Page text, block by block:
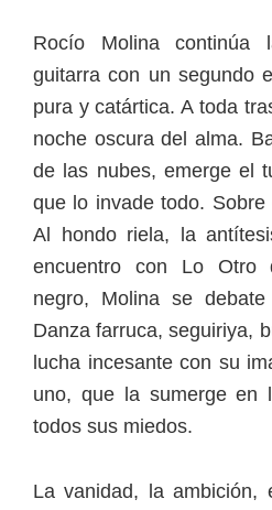
Rocío Molina continúa
guitarra con un segundo
pura y catártica. A toda
noche oscura del alma.
de las nubes, emerge el
que lo invade todo.
Al hondo riela, la
encuentro con Lo Otro
negro, Molina se
Danza farruca, seguiriya,
lucha incesante con su
uno, que la sumerge en
todos sus miedos.
La vanidad, la ambición,